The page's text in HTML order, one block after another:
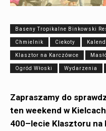
Baseny Tropikalne Binkowski
Chmielnik Ciekoty
Klasztor na Karczówce
Ogród Włoski Wydarzenia
Zapraszamy do
ten weekend w
400–lecie Klasztoru